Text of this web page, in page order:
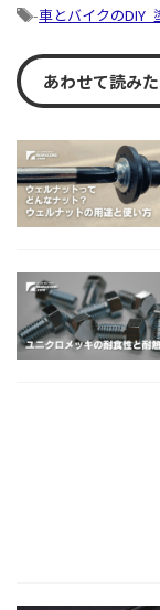
-車とバイクのDIY_
あわせて読み